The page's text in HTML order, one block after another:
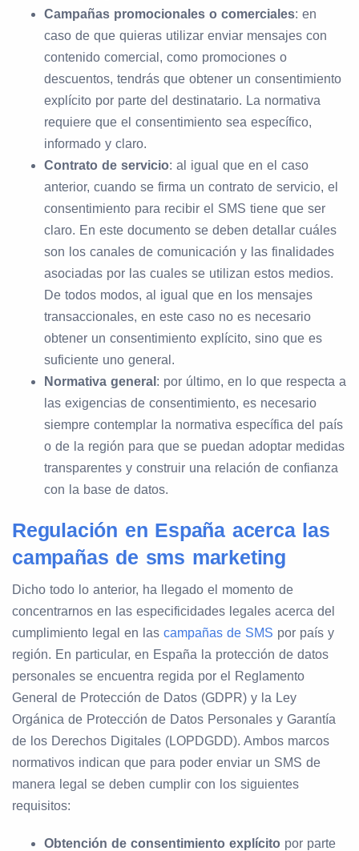
Campañas promocionales o comerciales: en
caso de que quieras utilizar enviar mensajes con
contenido comercial, como promociones o
descuentos, tendrás que obtener un consentimiento
explícito por parte del destinatario. La normativa
requiere que el consentimiento sea específico,
informado y claro.
Contrato de servicio: al igual que en el caso
anterior, cuando se firma un contrato de servicio, el
consentimiento para recibir el SMS tiene que ser
claro. En este documento se deben detallar cuáles
son los canales de comunicación y las finalidades
asociadas por las cuales se utilizan estos medios.
De todos modos, al igual que en los mensajes
transaccionales, en este caso no es necesario
obtener un consentimiento explícito, sino que es
suficiente uno general.
Normativa general : por último, en lo que respecta a
las exigencias de consentimiento, es necesario
siempre contemplar la normativa específica del país
o de la región para que se puedan adoptar medidas
transparentes y construir una relación de confianza
con la base de datos.
Regulación en España acerca las
campañas de sms marketing
Dicho todo lo anterior, ha llegado el momento de
concentrarnos en las especificidades legales acerca del
cumplimiento legal en las campañas de SMS por país y
región. En particular, en España la protección de datos
personales se encuentra regida por el Reglamento
General de Protección de Datos (GDPR) y la Ley
Orgánica de Protección de Datos Personales y Garantía
de los Derechos Digitales (LOPDGDD). Ambos marcos
normativos indican que para poder enviar un SMS de
manera legal se deben cumplir con los siguientes
requisitos:
Obtención de consentimiento explícito por parte